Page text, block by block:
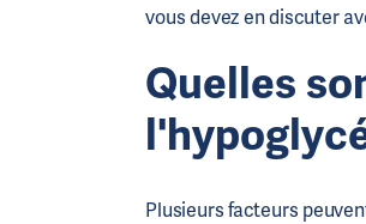
vous devez en discuter
Quelles
Plusieurs facteurs